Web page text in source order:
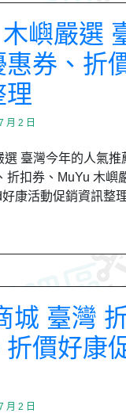
嶼嚴選
惠券、折
理
月 2 日
選 臺灣今年的人氣
折扣券、MuYu 木嶼
康活動促銷資訊整
城 臺灣
折價好康
月 2 日